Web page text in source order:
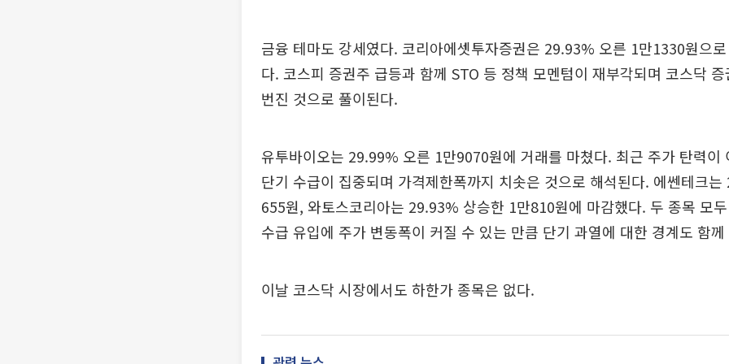
금융 테마도 강세였다. 코리아에셋투자증권은 29.93% 오른 1만1330원으
다. 코스피 증권주 급등과 함께 STO 등 정책 모멘텀이 재부각되며 코스닥
번진 것으로 풀이된다.
유투바이오는 29.99% 오른 1만9070원에 거래를 마쳤다. 최근 주가 탄력이
단기 수급이 집중되며 가격제한폭까지 치솟은 것으로 해석된다. 에쎈테크
655원, 와토스코리아는 29.93% 상승한 1만810원에 마감했다. 두 종목 모
수급 유입에 주가 변동폭이 커질 수 있는 만큼 단기 과열에 대한 경계도 함
이날 코스닥 시장에서도 하한가 종목은 없다.